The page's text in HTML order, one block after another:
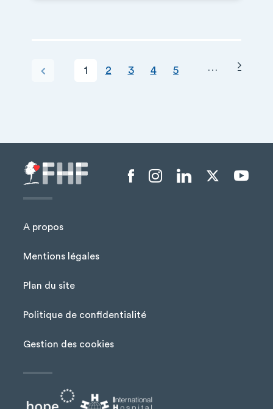
PAGINATION
Page précédentePage courante
1 Page
2 Page
3 Page
4 Page
5 … Page
Menu Pied de page
A propos
Mentions légales
Plan du site
Politique de confidentialité
Gestion des cookies
Menu liens sociaux